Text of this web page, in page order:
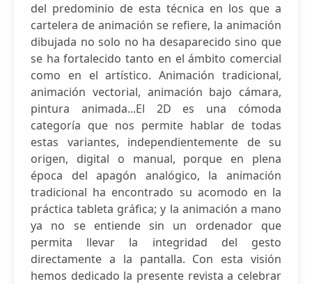
del predominio de esta técnica en los que a
cartelera de animación se refiere, la animación
dibujada no solo no ha desaparecido sino que
se ha fortalecido tanto en el ámbito comercial
como en el artístico. Animación tradicional,
animación vectorial, animación bajo cámara,
pintura animada...El 2D es una cómoda
categoría que nos permite hablar de todas
estas variantes, independientemente de su
origen, digital o manual, porque en plena
época del apagón analógico, la animación
tradicional ha encontrado su acomodo en la
práctica tableta gráfica; y la animación a mano
ya no se entiende sin un ordenador que
permita llevar la integridad del gesto
directamente a la pantalla. Con esta visión
hemos dedicado la presente revista a celebrar